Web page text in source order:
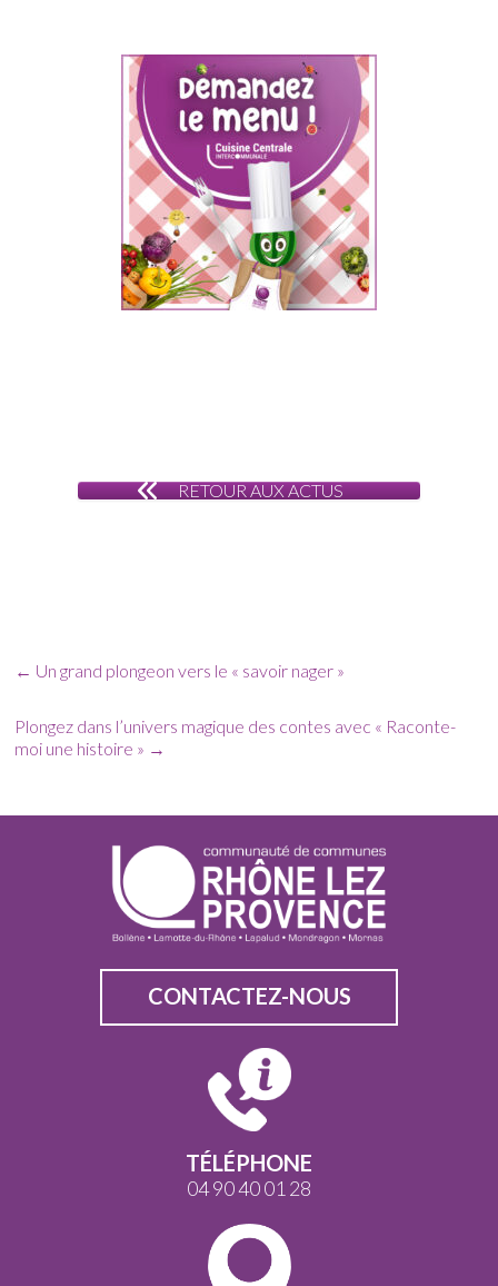
RETOUR AUX ACTUS
← Un grand plongeon vers le « savoir nager »
Plongez dans l’univers magique des contes avec « Raconte-
moi une histoire » →
CONTACTEZ-NOUS
TÉLÉPHONE
04 90 40 01 28